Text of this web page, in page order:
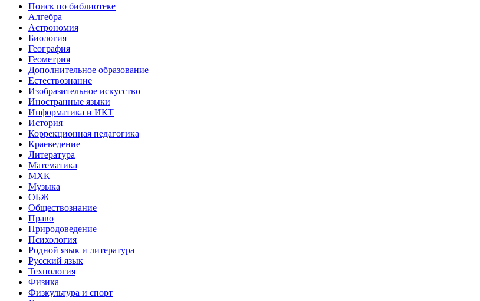
Поиск по библиотеке
Алгебра
Астрономия
Биология
География
Геометрия
Дополнительное образование
Естествознание
Изобразительное искусство
Иностранные языки
Информатика и ИКТ
История
Коррекционная педагогика
Краеведение
Литература
Математика
МХК
Музыка
ОБЖ
Обществознание
Право
Природоведение
Психология
Родной язык и литература
Русский язык
Технология
Физика
Физкультура и спорт